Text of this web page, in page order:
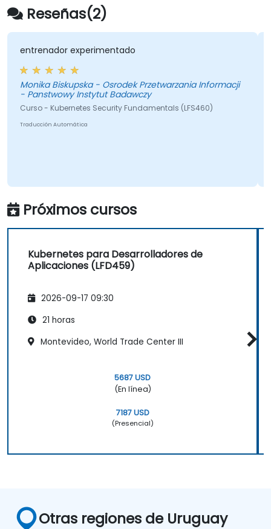
Reseñas(2)
entrenador experimentado
Monika Biskupska - Osrodek Przetwarzania Informacji
- Panstwowy Instytut Badawczy
Curso - Kubernetes Security Fundamentals (LFS460)
Traducción Automática
Próximos cursos
Kubernetes para Desarrolladores de
Aplicaciones (LFD459)
2026-09-17 09:30
21 horas
Montevideo, World Trade Center III
5687 USD
(En línea)
7187 USD
(Presencial)
Otras regiones de Uruguay